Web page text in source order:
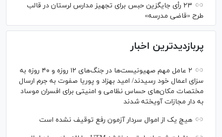
۲۳ رأی جایگزین حبس برای تجهیز مدارس لرستان در قالب
طرح «قاضی مدرسه»
پربازدیدترین اخبار
۲ عامل مهم صهیونیست‌ها در جنگ‌های ۱۲ روزه و ۴۰ روزه به
سزای اعمال خود رسیدند/ امید بهزاد و پوریا صفوت به جرم ارسال
مختصات مکان‌های حساس نظامی و امنیتی برای افسران موساد
به دار مجازات آویخته شدند
هیچ یک از اموال سردار آزمون رفع توقیف نشده است